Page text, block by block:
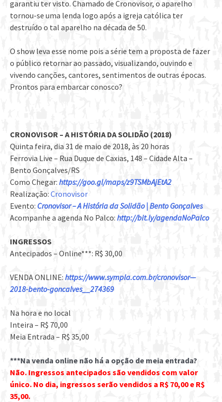
garantiu ter visto. Chamado de Cronovisor, o aparelho
tornou-se uma lenda logo após a igreja católica ter
destruído o tal aparelho na década de 50.
O show leva esse nome pois a série tem a proposta de fazer
o público retornar ao passado, visualizando, ouvindo e
vivendo canções, cantores, sentimentos de outras épocas.
Prontos para embarcar conosco?
CRONOVISOR – A HISTÓRIA DA SOLIDÃO (2018)
Quinta feira, dia 31 de maio de 2018, às 20 horas
Ferrovia Live – Rua Duque de Caxias, 148 – Cidade Alta –
Bento Gonçalves/RS
Como Chegar: https://goo.gl/maps/z9TSMbAjEtA2
Realização: Cronovisor
Evento: Cronovisor – A História da Solidão | Bento Gonçalves
Acompanhe a agenda No Palco: http://bit.ly/agendaNoPalco
INGRESSOS
Antecipados – Online***: R$ 30,00
VENDA ONLINE: https://www.sympla.com.br/cronovisor—
2018-bento-goncalves__274369
Na hora e no local
Inteira – R$ 70,00
Meia Entrada – R$ 35,00
***Na venda online não há a opção de meia entrada?
Não. Ingressos antecipados são vendidos com valor
único. No dia, ingressos serão vendidos a R$ 70,00 e R$
35,00.